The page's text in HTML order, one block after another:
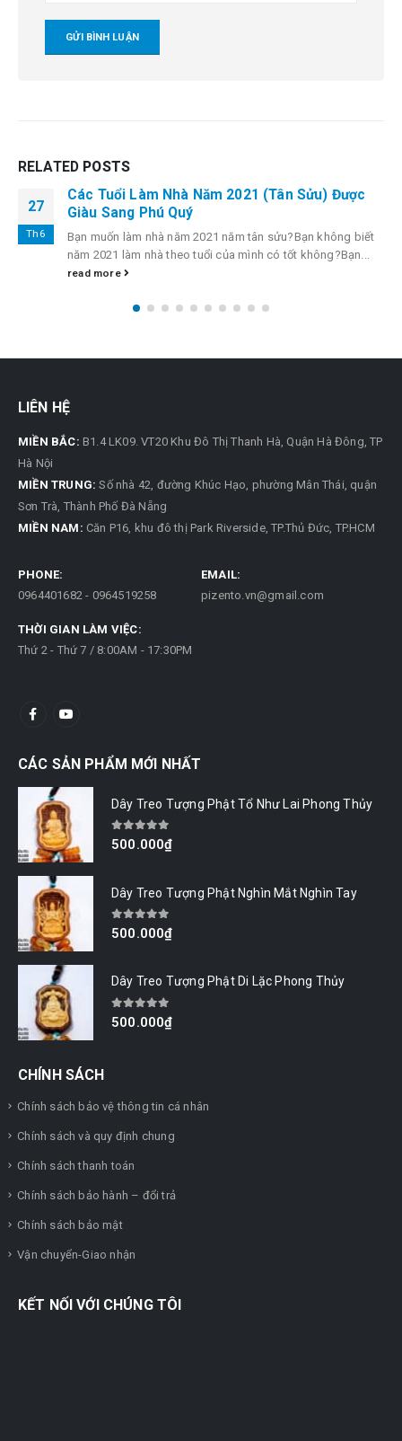
RELATED POSTS
27
Th6
Các Tuổi Làm Nhà Năm 2021 (Tân Sửu) Được
Giàu Sang Phú Quý
Bạn muốn làm nhà năm 2021 năm tân sửu?Bạn không biết
năm 2021 làm nhà theo tuổi của mình có tốt không?Bạn...
read more
LIÊN HỆ
MIỀN BẮC: B1.4 LK09. VT20 Khu Đô Thị Thanh Hà, Quận Hà Đông, TP
Hà Nội
MIỀN TRUNG: Số nhà 42, đường Khúc Hạo, phường Mân Thái, quận
Sơn Trà, Thành Phố Đà Nẵng
MIỀN NAM: Căn P16, khu đô thị Park Riverside, TP.Thủ Đức, TP.HCM
PHONE:
0964401682 - 0964519258
EMAIL:
pizento.vn@gmail.com
THỜI GIAN LÀM VIỆC:
Thứ 2 - Thứ 7 / 8:00AM - 17:30PM
CÁC SẢN PHẨM MỚI NHẤT
Dây Treo Tượng Phật Tổ Như Lai Phong Thủy
0out of 5
500.000₫
Dây Treo Tượng Phật Nghìn Mắt Nghìn Tay
0out of 5
500.000₫
Dây Treo Tượng Phật Di Lặc Phong Thủy
0out of 5
500.000₫
CHÍNH SÁCH
Chính sách bảo vệ thông tin cá nhân
Chính sách và quy định chung
Chính sách thanh toán
Chính sách bảo hành – đổi trả
Chính sách bảo mật
Vận chuyển-Giao nhận
KẾT NỐI VỚI CHÚNG TÔI
GỬI NGAY CHO TÔI